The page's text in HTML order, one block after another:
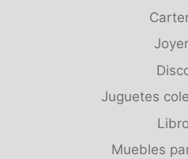
Juguetes
Muebles